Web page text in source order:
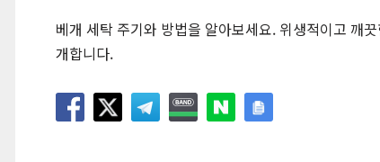
베개 세탁 주기와 방법을 알아보세요. 위생적이고 깨
개합니다.